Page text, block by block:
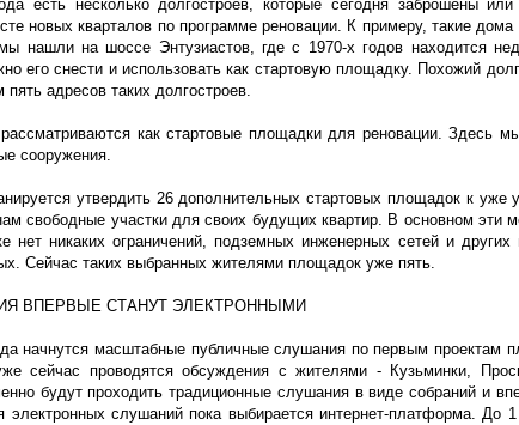
есть несколько долгостроев, которые сегодня заброшены
новых кварталов по программе реновации. К примеру, такие
нашли на шоссе Энтузиастов, где с 1970-х годов находится
его снести и использовать как стартовую площадку. Похожий
адресов таких долгостроев.
как стартовые площадки для реновации. Здесь
сооружения.
утвердить 26 дополнительных стартовых площадок к
свободные участки для своих будущих квартир. В основном
нет никаких ограничений, подземных инженерных сетей и
Сейчас таких выбранных жителями площадок уже пять.
ВПЕРВЫЕ СТАНУТ ЭЛЕКТРОННЫМИ
начнутся масштабные публичные слушания по первым проектам
сейчас проводятся обсуждения с жителями - Кузьминки,
будут проходить традиционные слушания в виде собраний и
электронных слушаний пока выбирается интернет-платформа. До